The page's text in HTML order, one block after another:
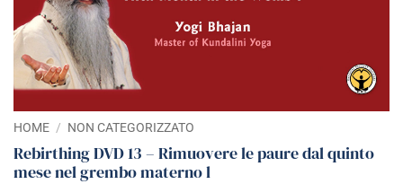
HOME / NON CATEGORIZZATO
Rebirthing DVD 13 – Rimuovere le paure dal quinto
mese nel grembo materno l